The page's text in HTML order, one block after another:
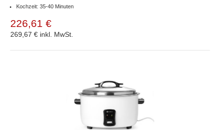
Kochzeit: 35-40 Minuten
226,61 €
269,67 € inkl. MwSt.